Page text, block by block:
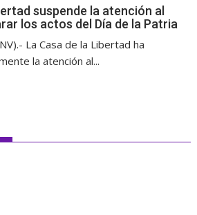
suspende la atención al
los actos del Día de la Patria
La Casa de la Libertad ha
la atención al...